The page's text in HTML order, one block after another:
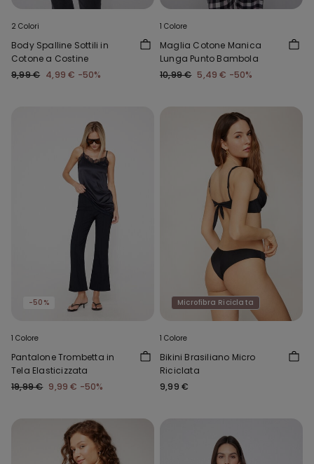
2 Colori
Body Spalline Sottili in
Cotone a Costine
9,99 € 4,99 € -50%
1 Colore
Maglia Cotone Manica
Lunga Punto Bambola
10,99 € 5,49 € -50%
-50%
1 Colore
Pantalone Trombetta in
Tela Elasticizzata
19,99 € 9,99 € -50%
Microfibra Riciclata
1 Colore
Bikini Brasiliano Micro
Riciclata
9,99 €